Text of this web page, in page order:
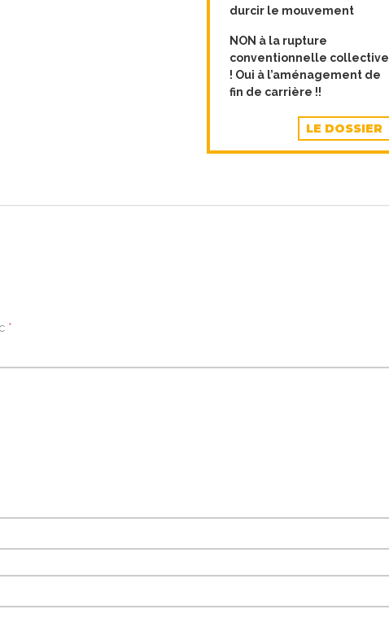
durcir le mouvement
NON à la rupture
conventionnelle collective
! Oui à l’aménagement de
fin de carrière !!
LE DOSSIER
*